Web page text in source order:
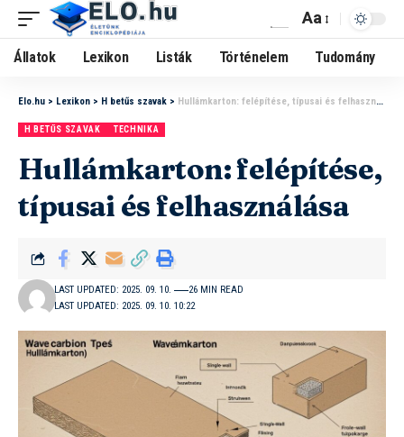
Aa
Állatok Lexikon Listák Történelem Tudomány
Elo.hu > Lexikon > H betűs szavak > Hullámkarton: felépítése, típusai és felhasználása
H BETŰS SZAVAK TECHNIKA
Hullámkarton: felépítése,
típusai és felhasználása
LAST UPDATED: 2025. 09. 10. 10:22
LAST UPDATED: 2025. 09. 10. 26 MIN READ